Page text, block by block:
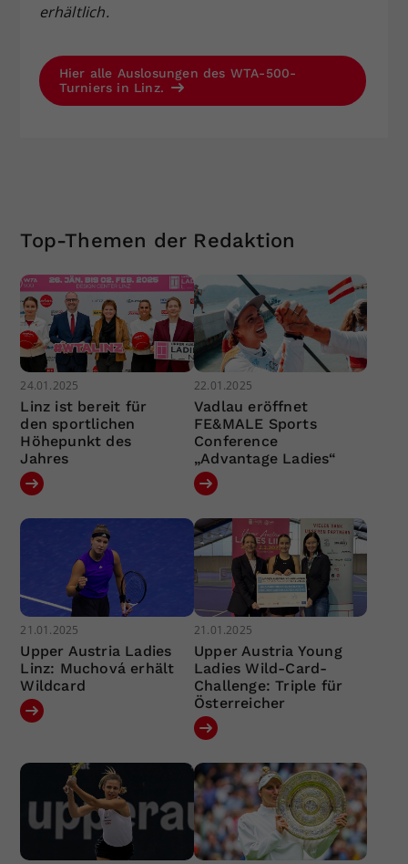
erhältlich.
Hier alle Auslosungen des WTA-500-
Turniers in Linz.
Top-Themen der Redaktion
24.01.2025
Linz ist bereit für
den sportlichen
Höhepunkt des
Jahres
22.01.2025
Vadlau eröffnet
FE&MALE Sports
Conference
„Advantage Ladies“
21.01.2025
Upper Austria Ladies
Linz: Muchová erhält
Wildcard
21.01.2025
Upper Austria Young
Ladies Wild-Card-
Challenge: Triple für
Österreicher